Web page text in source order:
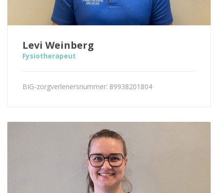
Levi Weinberg
Fysiotherapeut
BIG-zorgverlenersnummer: 89938201804